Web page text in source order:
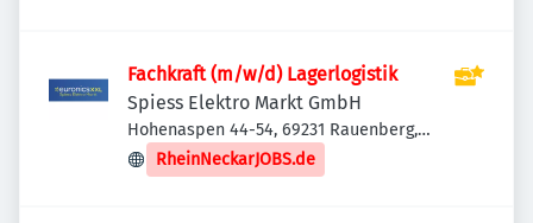
Fachkraft (m/w/d) Lagerlogistik
Spiess Elektro Markt GmbH
Hohenaspen 44-54, 69231 Rauenberg,
Deutschland
RheinNeckarJOBS.de